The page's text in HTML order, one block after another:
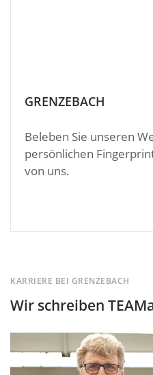
GRENZEBACH
Beleben Sie unseren
persönlichen
von uns.
Wir schreiben
KARRIERE BEI GRENZEBACH